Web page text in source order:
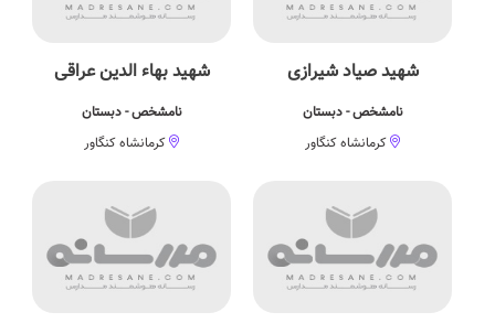
شهید صیاد شیرازی
نامشخص - دبستان
کرمانشاه کنگاور
شهید بهاء الدین عراقی
نامشخص - دبستان
کرمانشاه کنگاور